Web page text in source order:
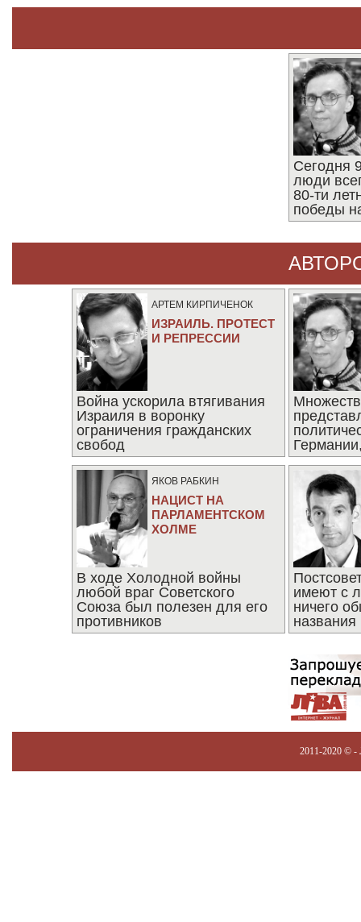
Сегодня
люди
80-ти
победы
АРТЕМ КИРПИЧЕНОК
ИЗРАИЛЬ. ПРОТЕСТ
И РЕПРЕССИИ
Война ускорила втягивания
Израиля в воронку
ограничения гражданских
свобод
ЯКОВ РАБКИН
НАЦИСТ НА
ПАРЛАМЕНТСКОМ
ХОЛМЕ
В ходе Холодной войны
любой враг Советского
Союза был полезен для его
противников
имеют с
ничего
названия
2011-2020 © -